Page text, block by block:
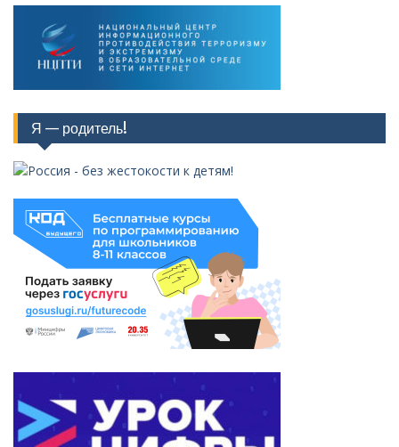
Я — родитель!